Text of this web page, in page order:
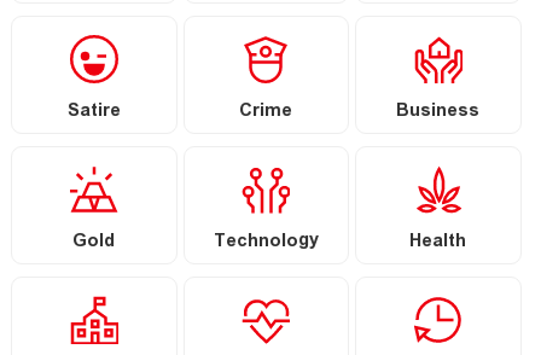
Satire Crime Business
Gold Technology Health